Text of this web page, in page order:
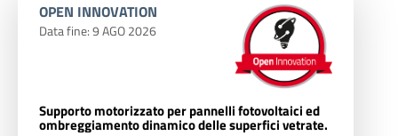
OPEN INNOVATION
Data fine: 9 AGO 2026
Supporto motorizzato per pannelli fotovoltaici ed
ombreggiamento dinamico delle superfici vetrate.